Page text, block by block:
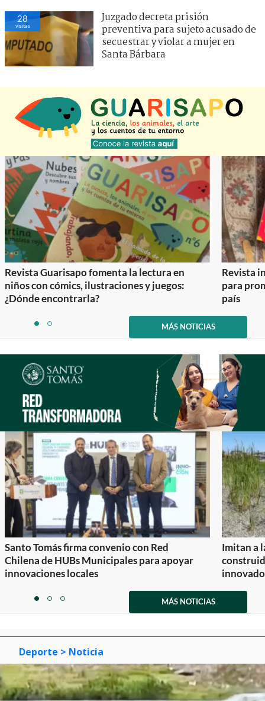
28
visitas
Juzgado decreta prisión
preventiva para sujeto acusado de
secuestrar y violar a mujer en
Santa Bárbara
Revista Guarisapo fomenta la lectura en
niños con cómics, ilustraciones y juegos:
¿Dónde encontrarla?
Revista
para
país
itemitem
2
MÁS NOTICIAS
Santo Tomás firma convenio con Red
Chilena de HUBs Municipales para apoyar
innovaciones locales
Imitan a
itemitemitem
MÁS NOTICIAS
Deporte > Noticia